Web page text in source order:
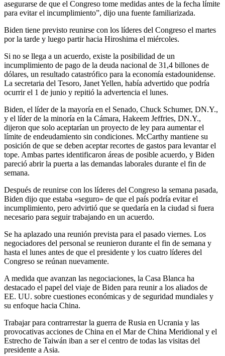
asegurarse de que el Congreso tome medidas antes de la fecha límite
para evitar el incumplimiento”, dijo una fuente familiarizada.
Biden tiene previsto reunirse con los líderes del Congreso el martes
por la tarde y luego partir hacia Hiroshima el miércoles.
Si no se llega a un acuerdo, existe la posibilidad de un
incumplimiento de pago de la deuda nacional de 31,4 billones de
dólares, un resultado catastrófico para la economía estadounidense.
La secretaria del Tesoro, Janet Yellen, había advertido que podría
ocurrir el 1 de junio y repitió la advertencia el lunes.
Biden, el líder de la mayoría en el Senado, Chuck Schumer, DN.Y.,
y el líder de la minoría en la Cámara, Hakeem Jeffries, DN.Y.,
dijeron que solo aceptarían un proyecto de ley para aumentar el
límite de endeudamiento sin condiciones. McCarthy mantiene su
posición de que se deben aceptar recortes de gastos para levantar el
tope. Ambas partes identificaron áreas de posible acuerdo, y Biden
pareció abrir la puerta a las demandas laborales durante el fin de
semana.
Después de reunirse con los líderes del Congreso la semana pasada,
Biden dijo que estaba «seguro» de que el país podría evitar el
incumplimiento, pero advirtió que se quedaría en la ciudad si fuera
necesario para seguir trabajando en un acuerdo.
Se ha aplazado una reunión prevista para el pasado viernes. Los
negociadores del personal se reunieron durante el fin de semana y
hasta el lunes antes de que el presidente y los cuatro líderes del
Congreso se reúnan nuevamente.
A medida que avanzan las negociaciones, la Casa Blanca ha
destacado el papel del viaje de Biden para reunir a los aliados de
EE. UU. sobre cuestiones económicas y de seguridad mundiales y
su enfoque hacia China.
Trabajar para contrarrestar la guerra de Rusia en Ucrania y las
provocativas acciones de China en el Mar de China Meridional y el
Estrecho de Taiwán iban a ser el centro de todas las visitas del
presidente a Asia.